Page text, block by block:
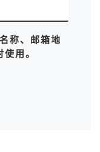
称、邮箱地
用。